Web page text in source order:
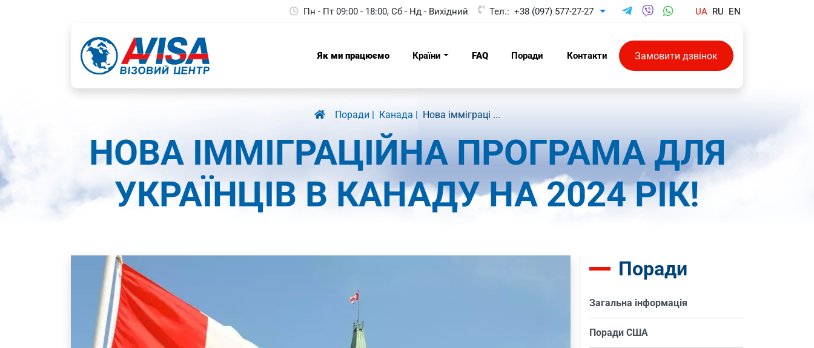
Пн - Пт 09:00 - 18:00, Сб - Нд - Вихідний Тел.: +38 (097) 577-27-27 Toggle Dropdown UA RU EN
Як ми працюємо Країни FAQ Поради Контакти Замовити дзвінок
Поради Канада Нова імміграці ...
НОВА ІММІГРАЦІЙНА ПРОГРАМА ДЛЯ
УКРАЇНЦІВ В КАНАДУ НА 2024 РІК!
Поради
Загальна інформація
Поради США